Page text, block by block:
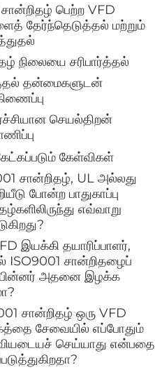
பெற்ற VFD
தேர்ந்தெடுத்தல் மற்றும்
நிலையை சரிபார்த்தல்
தன்மைகளுடன்
செயல்திறன்
கேள்விகள்
சான்றிதழ், UL அல்லது
போன்ற பாதுகாப்பு
எவ்வாறு
இயக்கி தயாரிப்பாளர்,
ISO9001 சான்றிதழைப்
பின்னர் அதனை இழக்க
சான்றிதழ் ஒரு VFD
சேவையில் எப்போதும்
செய்யாது என்பதை